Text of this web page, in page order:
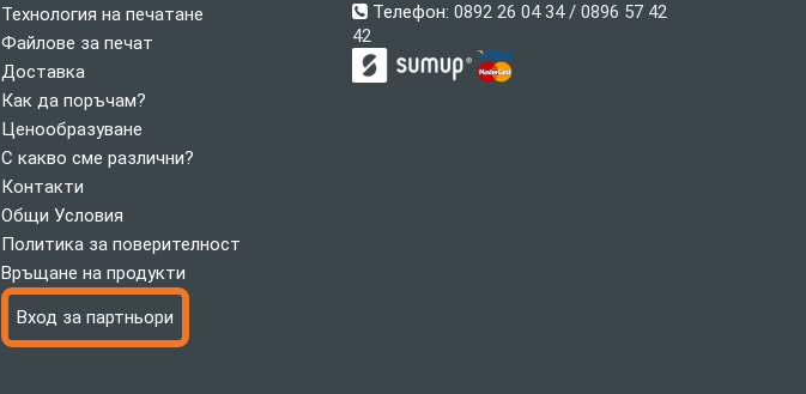
Технология на печатане
Файлове за печат
Доставка
Как да поръчам?
Ценообразуване
С какво сме различни?
Контакти
Общи Условия
Политика за поверителност
Връщане на продукти
Вход за партньори
Телефон: 0892 26 04 34 / 0896 57 42
42